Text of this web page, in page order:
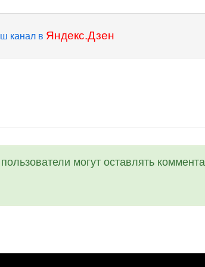
канал в Яндекс.Дзен
могут оставлять